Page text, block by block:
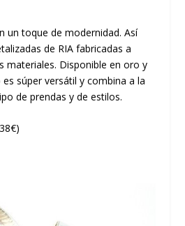
un toque de modernidad. Así
de RIA fabricadas a
materiales. Disponible en oro y
súper versátil y combina a la
de prendas y de estilos.